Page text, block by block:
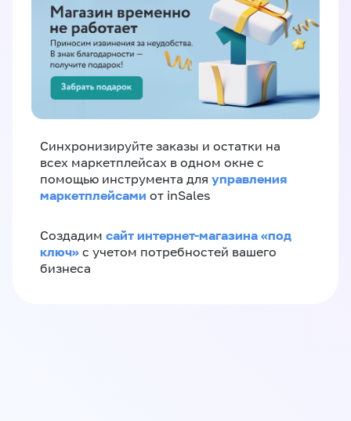
Синхронизируйте заказы и остатки на
всех маркетплейсах в одном окне с
помощью инструмента для управления
маркетплейсами от inSales
Создадим сайт интернет-магазина «под
ключ» с учетом потребностей вашего
бизнеса